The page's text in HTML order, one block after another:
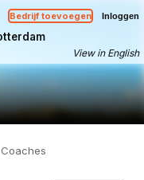
Bedrijf toevoegen Inloggen
View in English
Coaches